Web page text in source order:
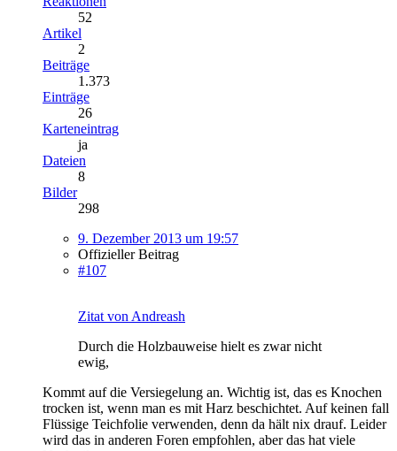
52
Artikel
2
Beiträge
1.373
Einträge
26
Karteneintrag
ja
Dateien
8
Bilder
298
9. Dezember 2013 um 19:57
Offizieller Beitrag
#107
Zitat von Andreash
Durch die Holzbauweise hielt es zwar nicht
ewig,
Kommt auf die Versiegelung an. Wichtig ist, das es Knochen
trocken ist, wenn man es mit Harz beschichtet. Auf keinen fall
Flüssige Teichfolie verwenden, denn da hält nix drauf. Leider
wird das in anderen Foren empfohlen, aber das hat viele